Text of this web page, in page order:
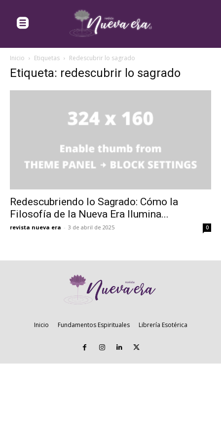
Inicio Etiquetas Redescubrir lo sagrado
Etiqueta: redescubrir lo sagrado
Redescubriendo lo Sagrado: Cómo la
Filosofía de la Nueva Era Ilumina...
revista nueva era - 3 de abril de 2025 0
Inicio Fundamentos Espirituales Librería Esotérica